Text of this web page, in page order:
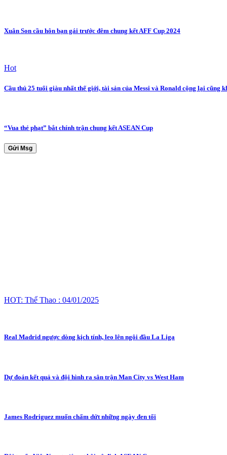
Xuân Son cầu hôn bạn gái trước đêm chung kết AFF Cup 2024
Hot
Cầu thủ 25 tuổi giàu nhất thế giới, tài sản của Messi và Ronald cộng lại cũng
“Vua thẻ phạt” bắt chính trận chung kết ASEAN Cup
Gửi Msg
HOT: Thể Thao : 04/01/2025
Real Madrid ngược dòng kịch tính, leo lên ngôi đầu La Liga
Dự đoán kết quả và đội hình ra sân trận Man City vs West Ham
James Rodriguez muốn chấm dứt những ngày đen tối